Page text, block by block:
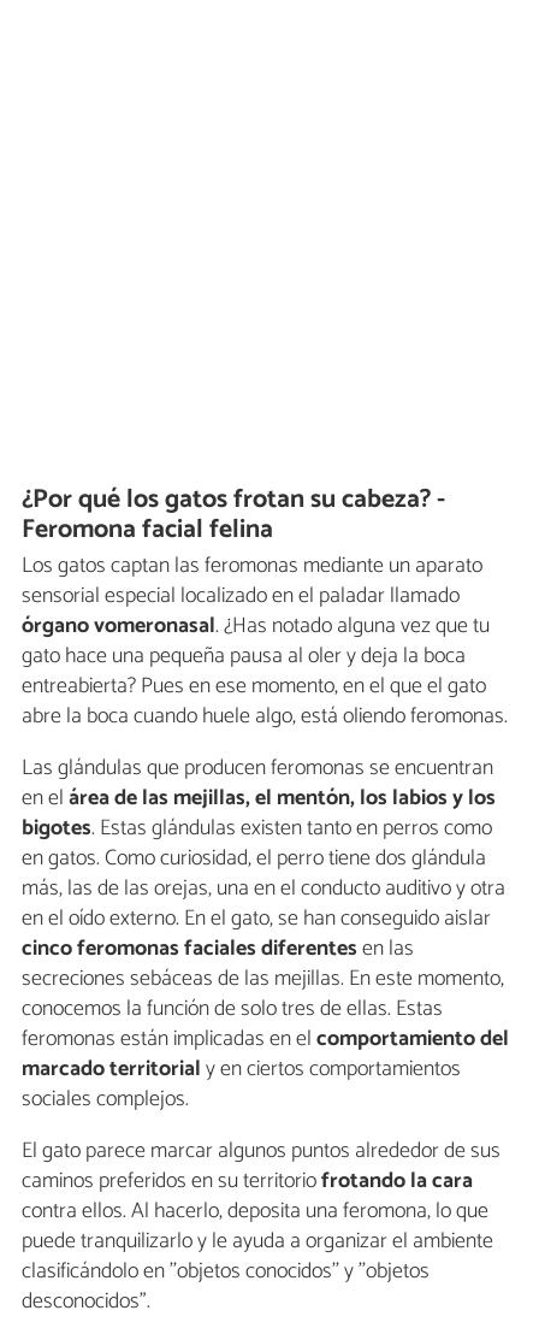
¿Por qué los gatos frotan su cabeza? -
Feromona facial felina
Los gatos captan las feromonas mediante un aparato
sensorial especial localizado en el paladar llamado
órgano vomeronasal. ¿Has notado alguna vez que tu
gato hace una pequeña pausa al oler y deja la boca
entreabierta? Pues en ese momento, en el que el gato
abre la boca cuando huele algo, está oliendo feromonas.
Las glándulas que producen feromonas se encuentran
en elárea de las mejillas, el mentón, los labios y los
bigotes. Estas glándulas existen tanto en perros como
en gatos. Como curiosidad, el perro tiene dos glándula
más, las de las orejas, una en el conducto auditivo y otra
en el oído externo. En el gato, se han conseguido aislar
cinco feromonas faciales diferentesen las
secreciones sebáceas de las mejillas. En este momento,
conocemos la función de solo tres de ellas. Estas
feromonas están implicadas en elcomportamiento del
marcado territorialy en ciertos comportamientos
sociales complejos.
El gato parece marcar algunos puntos alrededor de sus
caminos preferidos en su territoriofrotando la cara
contra ellos. Al hacerlo, deposita una feromona, lo que
puede tranquilizarlo y le ayuda a organizar el ambiente
clasificándolo en ''objetos conocidos'' y ''objetos
desconocidos”.